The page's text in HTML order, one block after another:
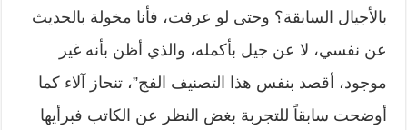
بالأجيال السابقة؟ وحتى لو عرفت، فأنا مخولة بالحديث
عن نفسي، لا عن جيل بأكمله، والذي أظن بأنه غير
موجود، أقصد بنفس هذا التصنيف الفج”، تنحاز آلاء كما
أوضحت سابقاً للتجربة بغض النظر عن الكاتب فبرأيها